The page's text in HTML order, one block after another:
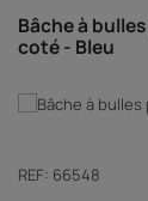
Bâche à
coté - Bleu
REF: 66548